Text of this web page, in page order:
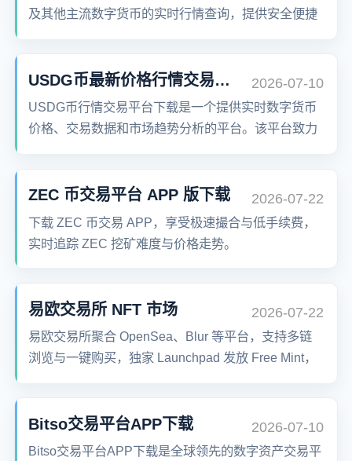
及其他主流数字货币的实时行情查询，提供安全便捷
松进行交易。
USDG币最新价格行情交易平台下载 2026-07-10
USDG币行情交易平台下载是一个提供实时数字货币
价格、交易数据和市场趋势分析的平台。该平台致力
尤其适合新手用户快速了解市场动态。
ZEC 币交易平台 APP 版下载 2026-07-22
下载 ZEC 币交易 APP，享受极速撮合与低手续费，
实时追踪 ZEC 挖矿难度与价格走势。
易欧交易所 NFT 市场 2026-07-22
易欧交易所聚合 OpenSea、Blur 等平台，支持多链
浏览与一键购买，独家 Launchpad 发放 Free Mint，
Bitso交易平台APP下载 2026-07-10
Bitso交易平台APP下载是全球领先的数字资产交易平